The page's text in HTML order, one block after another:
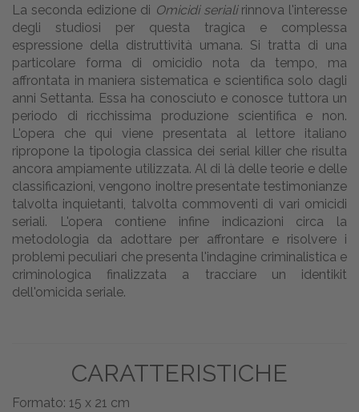
La seconda edizione di Omicidi serialirinnova l'interesse
degli studiosi per questa tragica e complessa
espressione della distruttività umana. Si tratta di una
particolare forma di omicidio nota da tempo, ma
affrontata in maniera sistematica e scientifica solo dagli
anni Settanta. Essa ha conosciuto e conosce tuttora un
periodo di ricchissima produzione scientifica e non.
L'opera che qui viene presentata al lettore italiano
ripropone la tipologia classica dei serial killer che risulta
ancora ampiamente utilizzata. Al di là delle teorie e delle
classificazioni, vengono inoltre presentate testimonianze
talvolta inquietanti, talvolta commoventi di vari omicidi
seriali. L'opera contiene infine indicazioni circa la
metodologia da adottare per affrontare e risolvere i
problemi peculiari che presenta l'indagine criminalistica e
criminologica finalizzata a tracciare un identikit
dell'omicida seriale.
CARATTERISTICHE
Formato: 15 x 21 cm